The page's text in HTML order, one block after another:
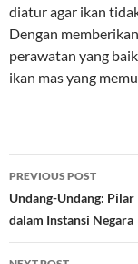
diatur agar ikan
Dengan
perawatan yang
ikan mas yang
Post
navigation
PREVIOUS POST
Undang-Undang:
dalam Instansi Negara